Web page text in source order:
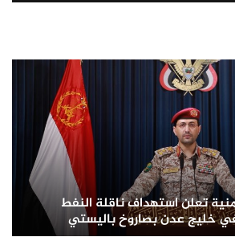
تعلن استهداف ناقلة النفط